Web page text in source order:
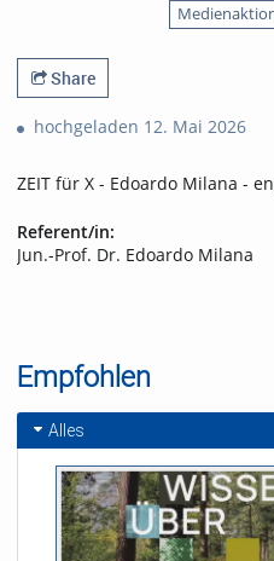
Share
hochgeladen 12. Mai 2026
ZEIT für X - Edoardo Milana -
Referent/in:
Jun.-Prof. Dr. Edoardo Milana
Empfohlen
Alles